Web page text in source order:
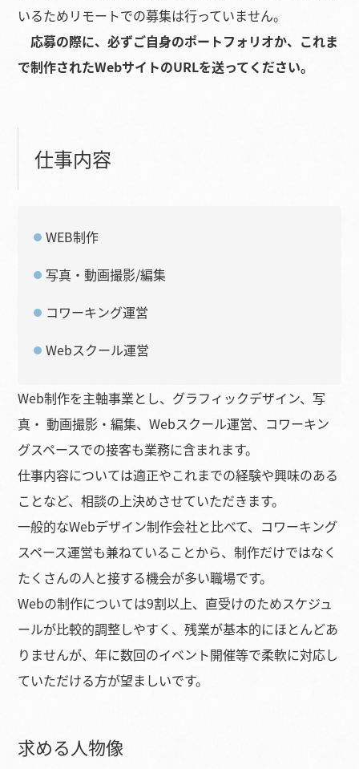
いるためリモートでの募集は行っていません。
応募の際に、必ずご自身のポートフォリオか、これま
で制作されたWebサイトのURLを送ってください。
仕事内容
WEB制作
写真・動画撮影/編集
コワーキング運営
Webスクール運営
Web制作を主軸事業とし、グラフィックデザイン、写
真・ 動画撮影・編集、Webスクール運営、コワーキン
グスペースでの接客も業務に含まれます。
仕事内容については適正やこれまでの経験や興味のある
ことなど、相談の上決めさせていただきます。
一般的なWebデザイン制作会社と比べて、コワーキング
スペース運営も兼ねていることから、制作だけではなく
たくさんの人と接する機会が多い職場です。
Webの制作については9割以上、直受けのためスケジュ
ールが比較的調整しやすく、残業が基本的にほとんどあ
りませんが、年に数回のイベント開催等で柔軟に対応し
ていただける方が望ましいです。
求める人物像